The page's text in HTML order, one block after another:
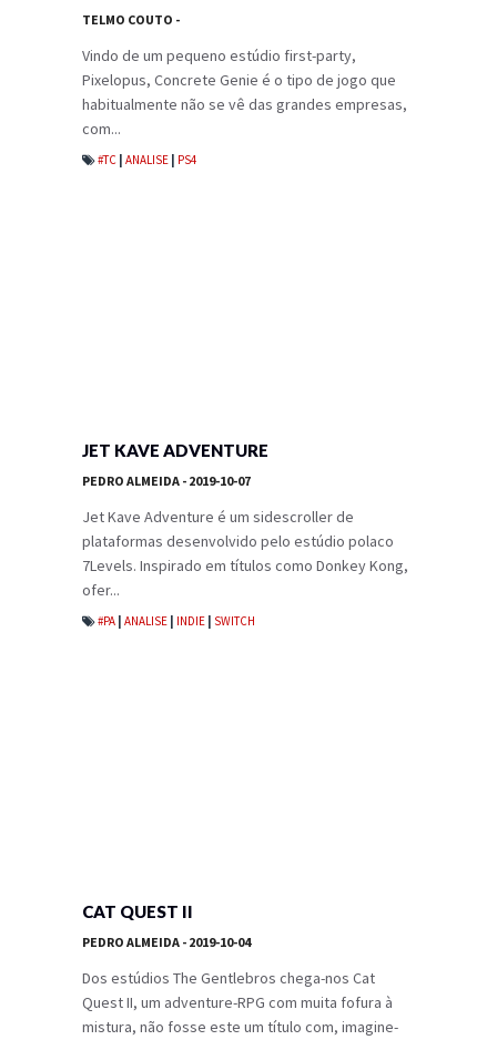
TELMO COUTO -
Vindo de um pequeno estúdio first-party,
Pixelopus, Concrete Genie é o tipo de jogo que
habitualmente não se vê das grandes empresas,
com...
#TC ANALISE PS4
JET KAVE ADVENTURE
PEDRO ALMEIDA - 2019-10-07
Jet Kave Adventure é um sidescroller de
plataformas desenvolvido pelo estúdio polaco
7Levels. Inspirado em títulos como Donkey Kong,
ofer...
#PA ANALISE INDIE SWITCH
CAT QUEST II
PEDRO ALMEIDA - 2019-10-04
Dos estúdios The Gentlebros chega-nos Cat
Quest II, um adventure-RPG com muita fofura à
mistura, não fosse este um título com, imagine-